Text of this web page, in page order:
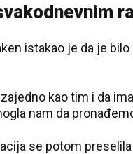
istakao je da je
kao tim i da
nam da
se potom